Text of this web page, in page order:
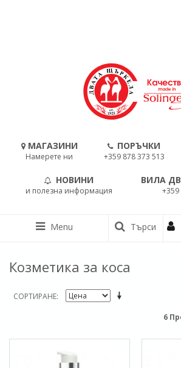
МАГАЗИНИ
Намерете ни
ПОРЪЧКИ
+359 878 373 513
НОВИНИ
и полезна информация
ВИЛА
+359
Menu Търси
Козметика за коса
СОРТИРАНЕ
6